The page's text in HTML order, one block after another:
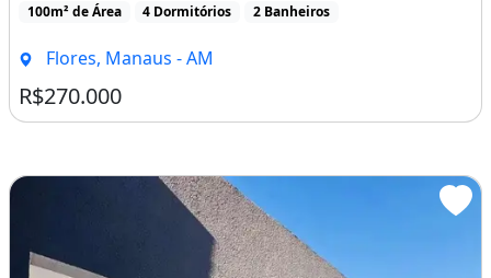
100m² de Área 4 Dormitórios 2 Banheiros
Flores, Manaus - AM
R$270.000